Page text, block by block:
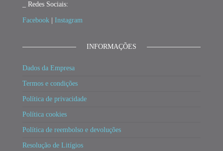
_ Redes Sociais:
Facebook Instagram
INFORMAÇÕES
Dados da Empresa
Termos e condições
Política de privacidade
Política cookies
Política de reembolso e devoluções
Resolução de Litígios